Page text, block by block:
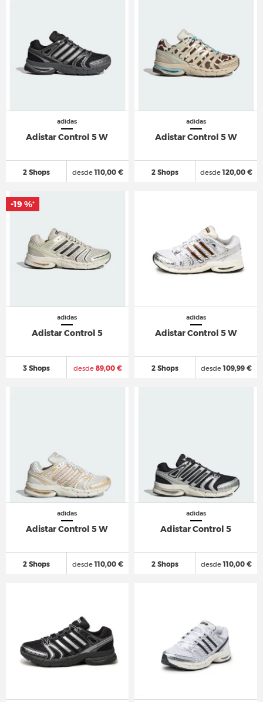
adidas
Adistar Control 5 W
2 Shops desde110,00 €
adidas
Adistar Control 5 W
2 Shops desde120,00 €
adidas
Adistar Control 5
3 Shops desde89,00 €
-19 %*
adidas
Adistar Control 5 W
2 Shops desde109,99 €
adidas
Adistar Control 5 W
2 Shops desde110,00 €
adidas
Adistar Control 5
2 Shops desde110,00 €